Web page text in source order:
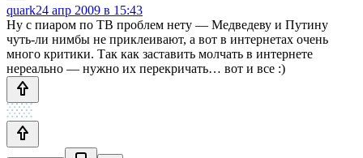
quark24 апр 2009 в 15:43
Ну с пиаром по ТВ проблем нету — Медведеву и Путину
чуть-ли нимбы не приклеивают, а вот в интернетах очень
много критики. Так как заставить молчать в интернете
нереально — нужно их перекричать… вот и все :)